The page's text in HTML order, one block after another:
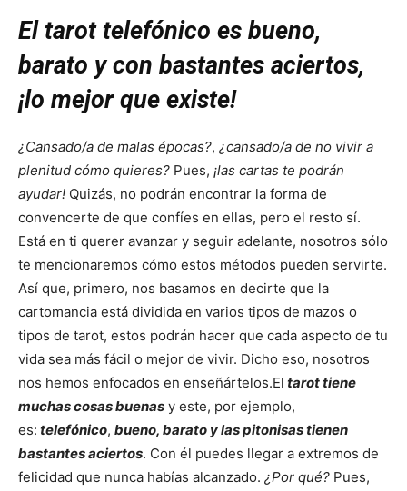
El tarot telefónico es bueno,
barato y con bastantes aciertos,
¡lo mejor que existe!
¿Cansado/a de malas épocas?, ¿cansado/a de no vivir a
plenitud cómo quieres? Pues, ¡las cartas te podrán
ayudar! Quizás, no podrán encontrar la forma de
convencerte de que confíes en ellas, pero el resto sí.
Está en ti querer avanzar y seguir adelante, nosotros sólo
te mencionaremos cómo estos métodos pueden servirte.
Así que, primero, nos basamos en decirte que la
cartomancia está dividida en varios tipos de mazos o
tipos de tarot, estos podrán hacer que cada aspecto de tu
vida sea más fácil o mejor de vivir. Dicho eso, nosotros
nos hemos enfocados en enseñártelos.El tarot tiene
muchas cosas buenas y este, por ejemplo,
es: telefónico, bueno, barato y las pitonisas tienen
bastantes aciertos. Con él puedes llegar a extremos de
felicidad que nunca habías alcanzado. ¿Por qué? Pues,